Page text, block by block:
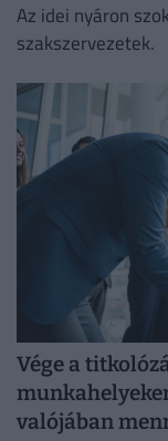
Az idei nyáron
szakszervezetek.
Vége a
valójában